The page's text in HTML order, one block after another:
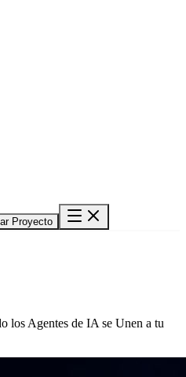
Proyecto
los Agentes de IA se Unen a tu